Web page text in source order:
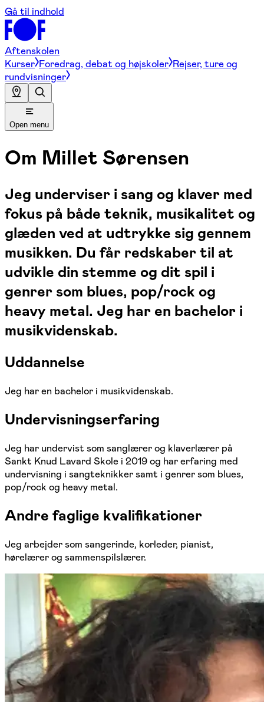
Gå til indhold
Aftenskolen
Kurser Foredrag, debat og højskoler Rejser, ture og
rundvisninger
Open menu
Om Millet Sørensen
Jeg underviser i sang og klaver med
fokus på både teknik, musikalitet og
glæden ved at udtrykke sig gennem
musikken. Du får redskaber til at
udvikle din stemme og dit spil i
genrer som blues, pop/rock og
heavy metal. Jeg har en bachelor i
musikvidenskab.
Uddannelse
Jeg har en bachelor i musikvidenskab.
Undervisningserfaring
Jeg har undervist som sanglærer og klaverlærer på
Sankt Knud Lavard Skole i 2019 og har erfaring med
undervisning i sangteknikker samt i genrer som blues,
pop/rock og heavy metal.
Andre faglige kvalifikationer
Jeg arbejder som sangerinde, korleder, pianist,
hørelærer og sammenspilslærer.